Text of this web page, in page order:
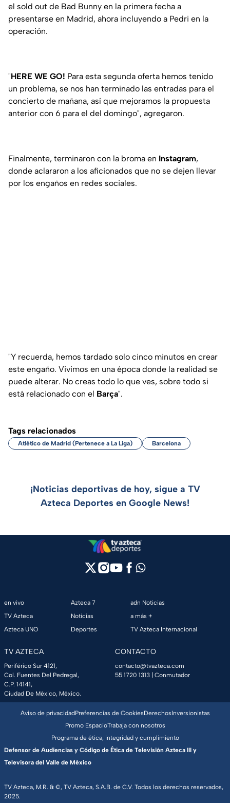
el sold out de Bad Bunny en la primera fecha a
presentarse en Madrid, ahora incluyendo a Pedri en la
operación.
"HERE WE GO! Para esta segunda oferta hemos tenido
un problema, se nos han terminado las entradas para el
concierto de mañana, así que mejoramos la propuesta
anterior con 6 para el del domingo", agregaron.
Finalmente, terminaron con la broma en Instagram,
donde aclararon a los aficionados que no se dejen llevar
por los engaños en redes sociales.
"Y recuerda, hemos tardado solo cinco minutos en crear
este engaño. Vivimos en una época donde la realidad se
puede alterar. No creas todo lo que ves, sobre todo si
está relacionado con el Barça".
Tags relacionados
Atlético de Madrid (Pertenece a La Liga) Barcelona
¡Noticias deportivas de hoy, sigue a TV
Azteca Deportes en Google News!
en vivo
TV Azteca
Azteca UNO
Azteca 7
Noticias
Deportes
adn Noticias
a más +
TV Azteca Internacional
TV AZTECA
Periférico Sur 4121,
Col. Fuentes Del Pedregal,
C.P. 14141,
Ciudad De México, México.
CONTACTO
contacto@tvazteca.com
55 1720 1313 | Conmutador
TV Azteca, M.R. & ©, TV Azteca, S.A.B. de C.V. Todos los derechos reservados,
2025.
Aviso de privacidadPreferencias de CookiesDerechosInversionistas
Promo EspacioTrabaja con nosotros
Programa de ética, integridad y cumplimiento
Defensor de Audiencias y Código de Ética de Televisión Azteca III y
Televisora del Valle de México